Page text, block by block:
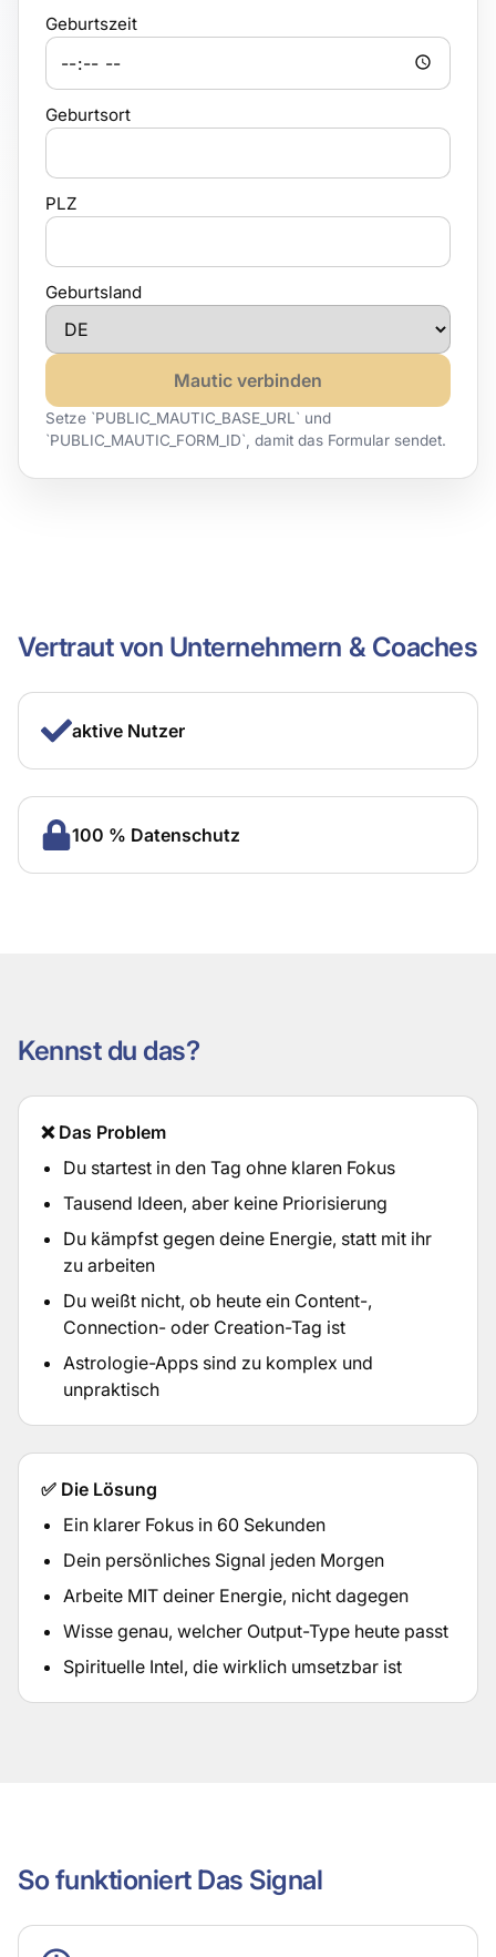
Geburtszeit
Geburtsort
PLZ
Geburtsland
Mautic verbinden
Setze `PUBLIC_MAUTIC_BASE_URL` und
`PUBLIC_MAUTIC_FORM_ID`, damit das Formular sendet.
Vertraut von Unternehmern & Coaches
aktive Nutzer
100 % Datenschutz
Kennst du das?
❌ Das Problem
Du startest in den Tag ohne klaren Fokus
Tausend Ideen, aber keine Priorisierung
Du kämpfst gegen deine Energie, statt mit ihr
zu arbeiten
Du weißt nicht, ob heute ein Content-,
Connection- oder Creation-Tag ist
Astrologie-Apps sind zu komplex und
unpraktisch
✅ Die Lösung
Ein klarer Fokus in 60 Sekunden
Dein persönliches Signal jeden Morgen
Arbeite MIT deiner Energie, nicht dagegen
Wisse genau, welcher Output-Type heute passt
Spirituelle Intel, die wirklich umsetzbar ist
So funktioniert Das Signal